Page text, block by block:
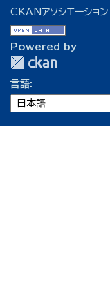
CKANアソシエーション
Powered by
言語